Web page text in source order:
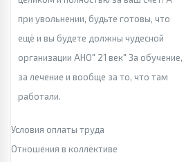
при увольнении, будьте готовы, что
ещё и вы будете должны чудесной
организации АНО" 21 век" За обучение,
за лечение и вообще за то, что там
работали.
Условия оплаты труда
Отношения в коллективе